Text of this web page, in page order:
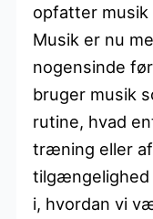
opfatter musik
Musik er nu
nogensinde
bruger musik
rutine, hvad
træning eller
i, hvordan vi